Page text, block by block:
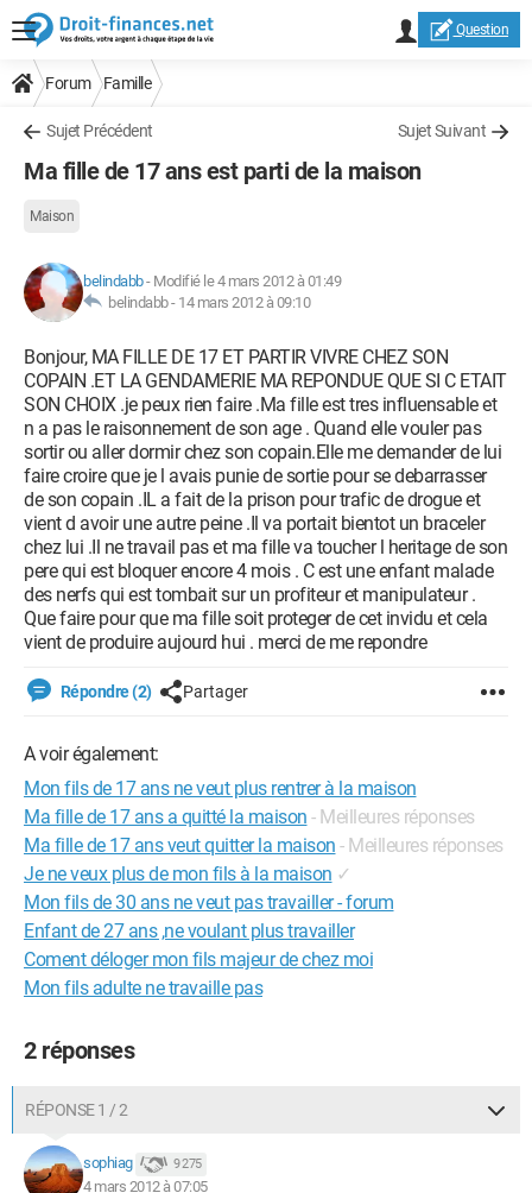
Question
Forum Famille
Sujet Précédent Sujet Suivant
Ma fille de 17 ans est parti de la maison
Maison
belindabb- Modifié le 4 mars 2012 à 01:49
belindabb - 14 mars 2012 à 09:10
Bonjour, MA FILLE DE 17 ET PARTIR VIVRE CHEZ SON
COPAIN .ET LA GENDAMERIE MA REPONDUE QUE SI C ETAIT
SON CHOIX .je peux rien faire .Ma fille est tres influensable et
n a pas le raisonnement de son age . Quand elle vouler pas
sortir ou aller dormir chez son copain.Elle me demander de lui
faire croire que je l avais punie de sortie pour se debarrasser
de son copain .IL a fait de la prison pour trafic de drogue et
vient d avoir une autre peine .Il va portait bientot un braceler
chez lui .Il ne travail pas et ma fille va toucher l heritage de son
pere qui est bloquer encore 4 mois . C est une enfant malade
des nerfs qui est tombait sur un profiteur et manipulateur .
Que faire pour que ma fille soit proteger de cet invidu et cela
vient de produire aujourd hui . merci de me repondre
Répondre (2) Partager
A voir également:
Mon fils de 17 ans ne veut plus rentrer à la maison
Ma fille de 17 ans a quitté la maison - Meilleures réponses
Ma fille de 17 ans veut quitter la maison - Meilleures réponses
Je ne veux plus de mon fils à la maison ✓
Mon fils de 30 ans ne veut pas travailler - forum
Enfant de 27 ans ,ne voulant plus travailler
Coment déloger mon fils majeur de chez moi
Mon fils adulte ne travaille pas
2 réponses
RÉPONSE 1 / 2
sophiag 9 275
4 mars 2012 à 07:05